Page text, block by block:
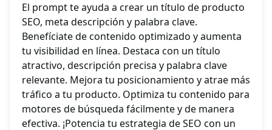
El prompt te ayuda a crear un título de producto
SEO, meta descripción y palabra clave.
Benefíciate de contenido optimizado y aumenta
tu visibilidad en línea. Destaca con un título
atractivo, descripción precisa y palabra clave
relevante. Mejora tu posicionamiento y atrae más
tráfico a tu producto. Optimiza tu contenido para
motores de búsqueda fácilmente y de manera
efectiva. ¡Potencia tu estrategia de SEO con un